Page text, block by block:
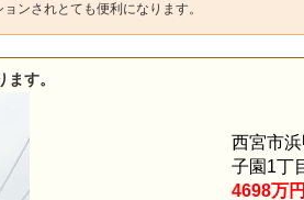
ンされとても便利になります。
す。
西宮市浜
子園1丁
4698万円